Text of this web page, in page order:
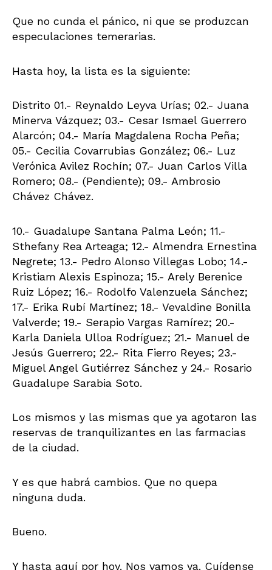
Que no cunda el pánico, ni que se produzcan
especulaciones temerarias.
Hasta hoy, la lista es la siguiente:
Distrito 01.- Reynaldo Leyva Urías; 02.- Juana
Minerva Vázquez; 03.- Cesar Ismael Guerrero
Alarcón; 04.- María Magdalena Rocha Peña;
05.- Cecilia Covarrubias González; 06.- Luz
Verónica Avilez Rochín; 07.- Juan Carlos Villa
Romero; 08.- (Pendiente); 09.- Ambrosio
Chávez Chávez.
10.- Guadalupe Santana Palma León; 11.-
Sthefany Rea Arteaga; 12.- Almendra Ernestina
Negrete; 13.- Pedro Alonso Villegas Lobo; 14.-
Kristiam Alexis Espinoza; 15.- Arely Berenice
Ruiz López; 16.- Rodolfo Valenzuela Sánchez;
17.- Erika Rubí Martínez; 18.- Vevaldine Bonilla
Valverde; 19.- Serapio Vargas Ramírez; 20.-
Karla Daniela Ulloa Rodríguez; 21.- Manuel de
Jesús Guerrero; 22.- Rita Fierro Reyes; 23.-
Miguel Angel Gutiérrez Sánchez y 24.- Rosario
Guadalupe Sarabia Soto.
Los mismos y las mismas que ya agotaron las
reservas de tranquilizantes en las farmacias
de la ciudad.
Y es que habrá cambios. Que no quepa
ninguna duda.
Bueno.
Y hasta aquí por hoy. Nos vamos ya. Cuídense